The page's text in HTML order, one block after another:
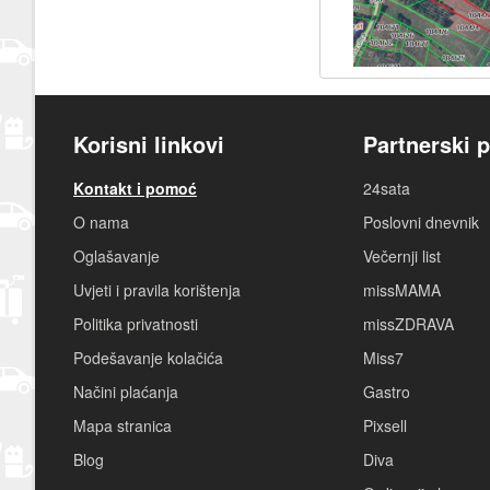
Korisni linkovi
Kontakt i pomoć
O nama
Oglašavanje
Uvjeti i pravila korištenja
Politika privatnosti
Podešavanje kolačića
Načini plaćanja
Mapa stranica
Blog
Partnerski
24sata
Poslovni dnevnik
Večernji list
missMAMA
missZDRAVA
Miss7
Gastro
Pixsell
Diva